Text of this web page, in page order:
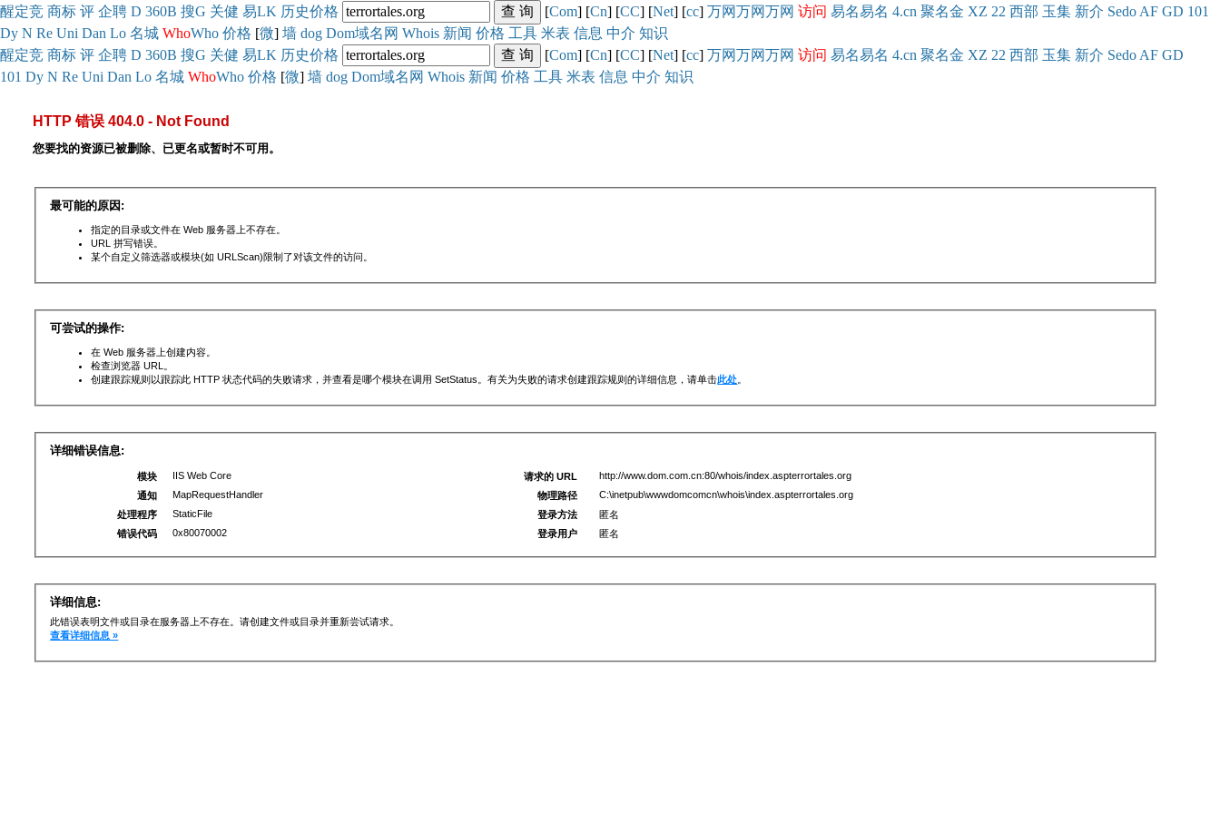
醒定竞 商标 评 企聘 D 360B 搜G 关健 易LK 历史价格 [Com] [Cn] [CC] [Net] [cc] 万网万网万网 访问 易名易名 4.cn 聚名金 XZ 22 西部 玉集 新介 Sedo AF GD 101
Dy N Re Uni Dan Lo 名城 WhoWho 价格 [微] 墙 dog Dom域名网 Whois 新闻 价格 工具 米表 信息 中介 知识